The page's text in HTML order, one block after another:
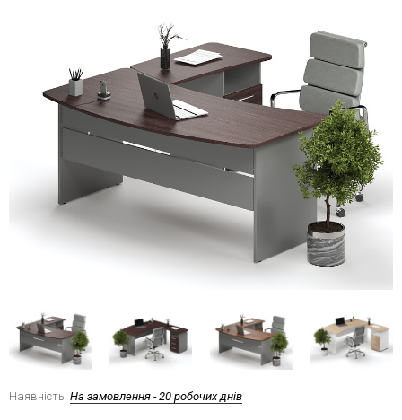
Наявність: На замовлення - 20 робочих днів